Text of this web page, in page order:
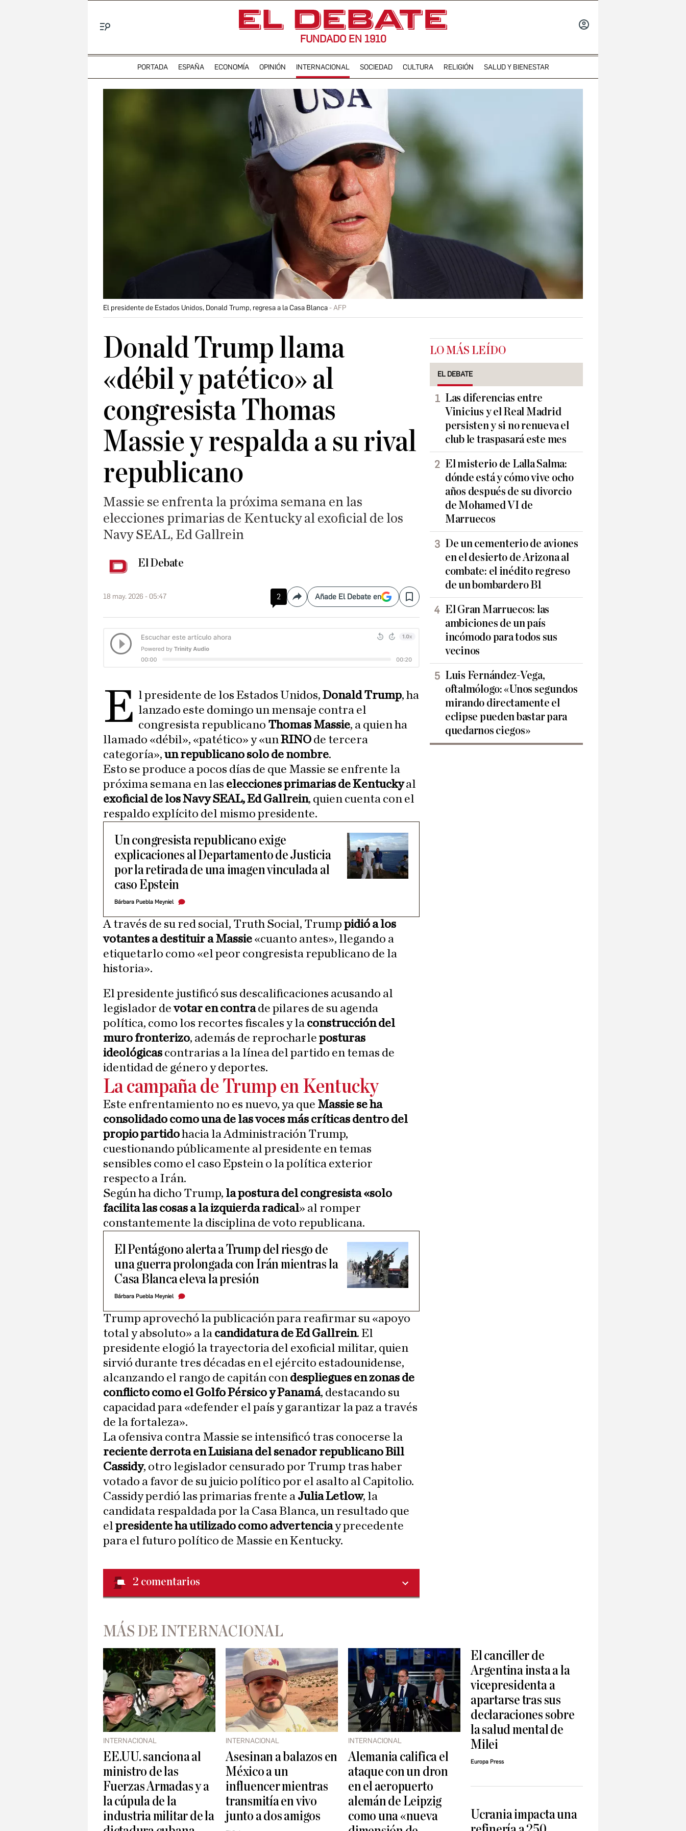
FUNDADO EN 1910
PORTADA ESPAÑA ECONOMÍA OPINIÓN INTERNACIONAL SOCIEDAD CULTURA RELIGIÓN SALUD Y BIENESTAR
El presidente de Estados Unidos, Donald Trump, regresa a la Casa Blanca AFP
Donald Trump llama
«débil y patético» al
congresista Thomas
Massie y respalda a su rival
republicano
Massie se enfrenta la próxima semana en las
elecciones primarias de Kentucky al exoficial de los
Navy SEAL, Ed Gallrein
El Debate
18 may. 2026 - 05:47 2 CompartirAñade El Debate en Save
E l presidente de los Estados Unidos,Donald Trump, ha
lanzado este domingo un mensaje contra el
congresista republicano Thomas Massie, a quien ha
llamado «débil», «patético» y «unRINO de tercera
categoría», un republicano solo de nombre.
Esto se produce a pocos días de que Massie se enfrente la
próxima semana en las elecciones primarias de Kentuckyal
exoficial de los Navy SEAL, Ed Gallrein, quien cuenta con el
respaldo explícito del mismo presidente.
Un congresista republicano exige
explicaciones al Departamento de Justicia
por la retirada de una imagen vinculada al
caso Epstein
Bárbara Puebla Meyniel
A través de su red social, Truth Social, Trump pidió a los
votantes a destituir a Massie «cuanto antes», llegando a
etiquetarlo como «el peor congresista republicano de la
historia».
El presidente justificó sus descalificaciones acusando al
legislador devotar en contrade pilares de su agenda
política, como los recortes fiscales y la construcción del
muro fronterizo, además de reprocharle posturas
ideológicas contrarias a la línea del partido en temas de
identidad de género y deportes.
La campaña de Trump en Kentucky
Este enfrentamiento no es nuevo, ya que Massie se ha
consolidado como una de las voces más críticas dentro del
propio partidohacia la Administración Trump,
cuestionando públicamente al presidente en temas
sensibles como el caso Epstein o la política exterior
respecto a Irán.
Según ha dicho Trump, la postura del congresista «solo
facilita las cosas a la izquierda radical» al romper
constantemente la disciplina de voto republicana.
El Pentágono alerta a Trump del riesgo de
una guerra prolongada con Irán mientras la
Casa Blanca eleva la presión
Bárbara Puebla Meyniel
Trump aprovechó la publicación para reafirmar su «apoyo
total y absoluto» a la candidatura de Ed Gallrein. El
presidente elogió la trayectoria del exoficial militar, quien
sirvió durante tres décadas en el ejército estadounidense,
alcanzando el rango de capitán con despliegues en zonas de
conflicto como el Golfo Pérsico y Panamá, destacando su
capacidad para «defender el país y garantizar la paz a través
de la fortaleza».
La ofensiva contra Massie se intensificó tras conocerse la
reciente derrota en Luisiana del senador republicano Bill
Cassidy, otro legislador censurado por Trump tras haber
votado a favor de su juicio político por el asalto al Capitolio.
Cassidy perdió las primarias frente a Julia Letlow, la
candidata respaldada por la Casa Blanca, un resultado que
el presidente ha utilizado como advertenciay precedente
para el futuro político de Massie en Kentucky.
2 comentarios
LO MÁS LEÍDO
EL DEBATE
Las diferencias entre
Vinicius y el Real Madrid
persisten y si no renueva el
club le traspasará este mes
El misterio de Lalla Salma:
dónde está y cómo vive ocho
años después de su divorcio
de Mohamed VI de
Marruecos
De un cementerio de aviones
en el desierto de Arizona al
combate: el inédito regreso
de un bombardero B1
El Gran Marruecos: las
ambiciones de un país
incómodo para todos sus
vecinos
Luis Fernández-Vega,
oftalmólogo: «Unos segundos
mirando directamente el
eclipse pueden bastar para
quedarnos ciegos»
MÁS DE INTERNACIONAL
INTERNACIONAL
EE.UU. sanciona al
ministro de las
Fuerzas Armadas y a
la cúpula de la
industria militar de la
INTERNACIONAL
Asesinan a balazos en
México a un
influencer mientras
transmitía en vivo
junto a dos amigos
INTERNACIONAL
Alemania califica el
ataque con un dron
en el aeropuerto
alemán de Leipzig
como una «nueva
El canciller de
Argentina insta a la
vicepresidenta a
apartarse tras sus
declaraciones sobre
la salud mental de
Milei
Europa Press
Ucrania impacta una